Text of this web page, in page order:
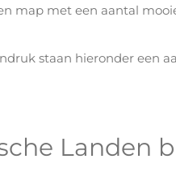
map met een aantal
staan hieronder een
Landen